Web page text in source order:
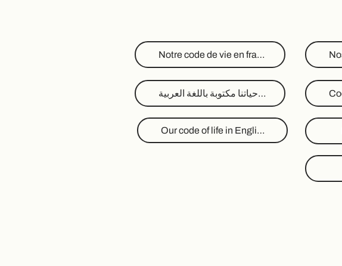
Notre code de vie en français.
قواعد حياتنا مكتوبة باللغة العربية.
Our code of life in English.